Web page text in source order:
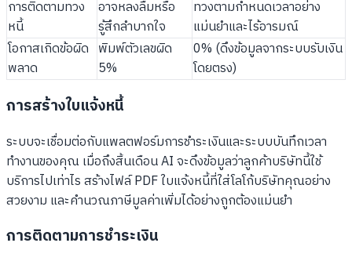
การติดตามทวง
หนี้
อาจหลงลืมหรือ
รู้สึกลำบากใจ
ทวงตามกำหนดเวลาอย่าง
แม่นยำและไร้อารมณ์
โอกาสเกิดข้อผิด
พลาด
พิมพ์ตัวเลขผิด
5%
0% (ดึงข้อมูลจากระบบรับเงิน
โดยตรง)
การสร้างใบแจ้งหนี้
ระบบจะเชื่อมต่อกับแพลตฟอร์มการชำระเงินและระบบบันทึกเวลา
ทำงานของคุณ เมื่อถึงสิ้นเดือน AI จะดึงข้อมูลว่าลูกค้าบริษัทนี้ใช้
บริการไปเท่าไร สร้างไฟล์ PDF ใบแจ้งหนี้ที่ใส่โลโก้บริษัทคุณอย่าง
สวยงาม และคำนวณภาษีมูลค่าเพิ่มได้อย่างถูกต้องแม่นยำ
การติดตามการชำระเงิน